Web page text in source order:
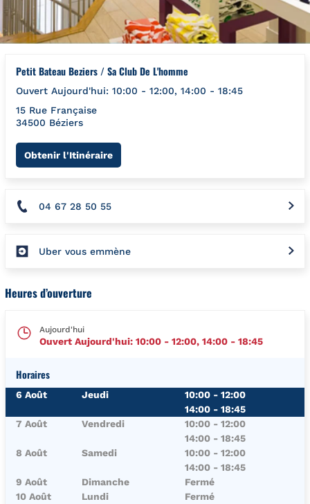
Petit Bateau Beziers / Sa Club De L'homme
Ouvert Aujourd'hui: 10:00 - 12:00, 14:00 - 18:45
15 Rue Française
34500 Béziers
Obtenir l'ItinéraireLink Opens in New Tab
04 67 28 50 55
Uber vous emmène
Heures d’ouverture
Aujourd'hui
Ouvert Aujourd'hui: 10:00 - 12:00, 14:00 - 18:45
Horaires
Jour de la SemaineHoraires
6 Août Jeudi 10:00 - 12:00
14:00 - 18:45
7 Août
Vendredi 10:00 - 12:00
14:00 - 18:45
8 Août
Samedi 10:00 - 12:00
14:00 - 18:45
9 Août
Dimanche
Fermé
10 Août
Lundi
Fermé